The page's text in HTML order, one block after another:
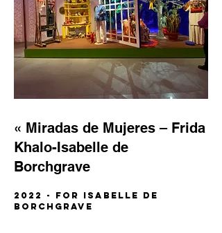
« Miradas de Mujeres – Frida
Khalo-Isabelle de
Borchgrave
2022 - for isabelle de
borchgrave